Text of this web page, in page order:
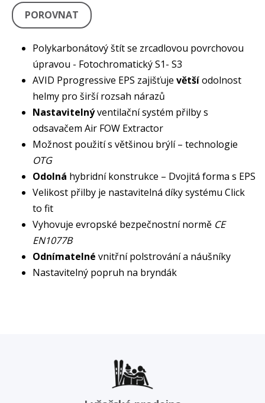
POROVNAT
Polykarbonátový štít se zrcadlovou povrchovou
úpravou - Fotochromatický S1- S3
AVID Pprogressive EPS zajišťuje většíodolnost
helmy pro širší rozsah nárazů
Nastavitelnýventilační systém přilby s
odsavačem Air FOW Extractor
Možnost použití s většinou brýlí – technologie
OTG
Odolná hybridní konstrukce – Dvojitá forma s EPS
Velikost přilby je nastavitelná díky systému Click
to fit
Vyhovuje evropské bezpečnostní normě CE
EN1077B
Odnímatelné vnitřní polstrování a náušníky
Nastavitelný popruh na bryndák